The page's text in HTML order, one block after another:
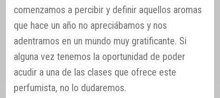
comenzamos a percibir y definir aquellos aromas
que hace un año no apreciábamos y nos
adentramos en un mundo muy gratificante. Si
alguna vez tenemos la oportunidad de poder
acudir a una de las clases que ofrece este
perfumista, no lo dudaremos.